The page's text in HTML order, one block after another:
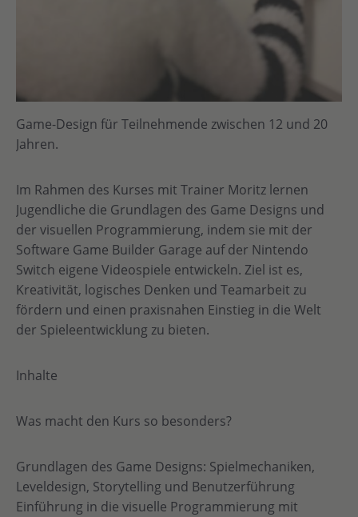
Game-Design für Teilnehmende zwischen 12 und 20
Jahren.
Im Rahmen des Kurses mit Trainer Moritz lernen
Jugendliche die Grundlagen des Game Designs und
der visuellen Programmierung, indem sie mit der
Software Game Builder Garage auf der Nintendo
Switch eigene Videospiele entwickeln. Ziel ist es,
Kreativität, logisches Denken und Teamarbeit zu
fördern und einen praxisnahen Einstieg in die Welt
der Spieleentwicklung zu bieten.
Inhalte
Was macht den Kurs so besonders?
Grundlagen des Game Designs: Spielmechaniken,
Leveldesign, Storytelling und Benutzerführung
Einführung in die visuelle Programmierung mit